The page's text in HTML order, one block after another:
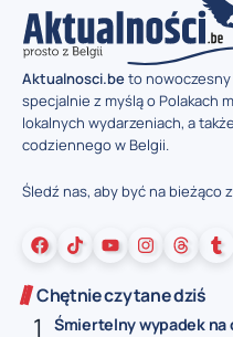
Aktualnosci.beto
specjalnie z myślą o Polakach
lokalnych wydarzeniach, a
codziennego w Belgii.
Śledź nas, aby być na bieżąco
Chętnie czytane dziś
Śmiertelny wypadek na